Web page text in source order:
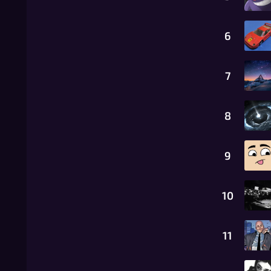
6
7
8
9
10
11